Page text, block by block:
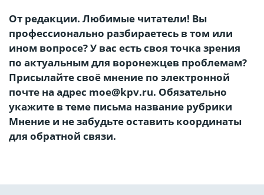
От редакции. Любимые читатели! Вы
профессионально разбираетесь в том или
ином вопросе? У вас есть своя точка зрения
по актуальным для воронежцев проблемам?
Присылайте своё мнение по электронной
почте на адрес moe@kpv.ru. Обязательно
укажите в теме письма название рубрики
Мнение и не забудьте оставить координаты
для обратной связи.